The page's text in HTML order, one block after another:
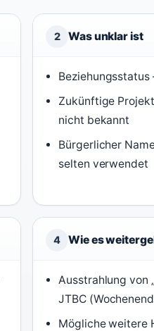
2 Was unklar ist
Zukünftige
nicht bekannt
Bürgerlicher
selten verwendet
4 Wie es
Ausstrahlung von
JTBC
Mögliche weitere